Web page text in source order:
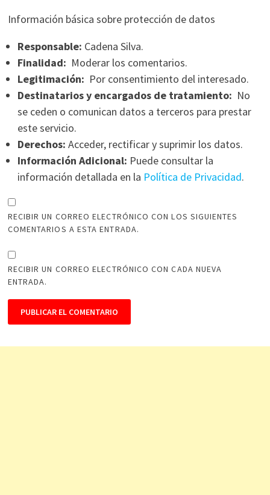
Información básica sobre protección de datos
Responsable: Cadena Silva.
Finalidad: Moderar los comentarios.
Legitimación: Por consentimiento del interesado.
Destinatarios y encargados de tratamiento: No
se ceden o comunican datos a terceros para prestar
este servicio.
Derechos: Acceder, rectificar y suprimir los datos.
Información Adicional: Puede consultar la
información detallada en la Política de Privacidad.
RECIBIR UN CORREO ELECTRÓNICO CON LOS SIGUIENTES
COMENTARIOS A ESTA ENTRADA.
RECIBIR UN CORREO ELECTRÓNICO CON CADA NUEVA
ENTRADA.